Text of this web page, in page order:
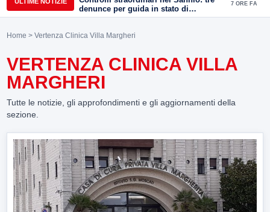
denunce per guida in stato di
ebbrezza, un arresto e 1.500 kg di
7 ORE FA
Home > Vertenza Clinica Villa Margheri
VERTENZA CLINICA VILLA
MARGHERI
Tutte le notizie, gli approfondimenti e gli aggiornamenti della
sezione.